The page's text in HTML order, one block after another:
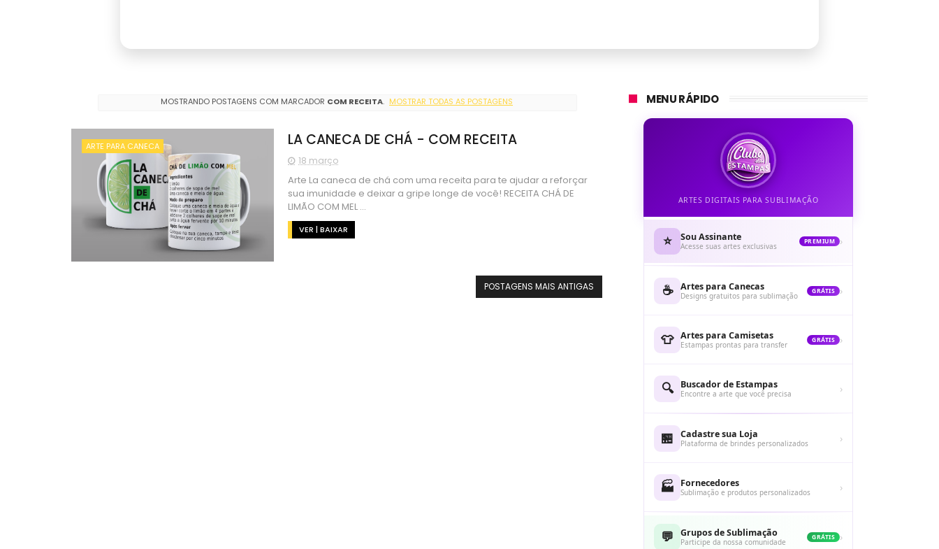
MOSTRANDO POSTAGENS COM MARCADOR COM RECEITA. MOSTRAR TODAS AS POSTAGENS
ARTE PARA CANECA LA CANECA DE CHÁ - COM RECEITA
18 março
Arte La caneca de chá com uma receita para te ajudar a reforçar
sua imunidade e deixar a gripe longe de você! RECEITA CHÁ DE
LIMÃO COM MEL ...
VER | BAIXAR
POSTAGENS MAIS ANTIGAS
MENU RÁPIDO
ARTES DIGITAIS PARA SUBLIMAÇÃO
⭐ Sou Assinante
Acesse suas artes exclusivas
PREMIUM ›
☕ Artes para Canecas
Designs gratuitos para sublimação
GRÁTIS ›
👕 Artes para Camisetas
Estampas prontas para transfer
GRÁTIS ›
🔍 Buscador de Estampas
Encontre a arte que você precisa ›
🏪 Cadastre sua Loja
Plataforma de brindes personalizados ›
🏭 Fornecedores
Sublimação e produtos personalizados ›
💬 Grupos de Sublimação
Participe da nossa comunidade
GRÁTIS ›